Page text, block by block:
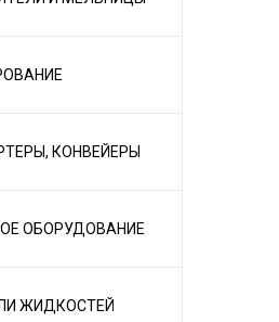
КОНВЕЙЕРЫ
ОБОРУДОВАНИЕ
ЖИДКОСТЕЙ